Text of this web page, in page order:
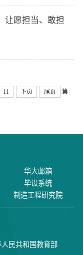
让愿担当、敢担
11 下页 尾页
第
华大邮箱
毕设系统
制造工程研究院
人民共和国教育部